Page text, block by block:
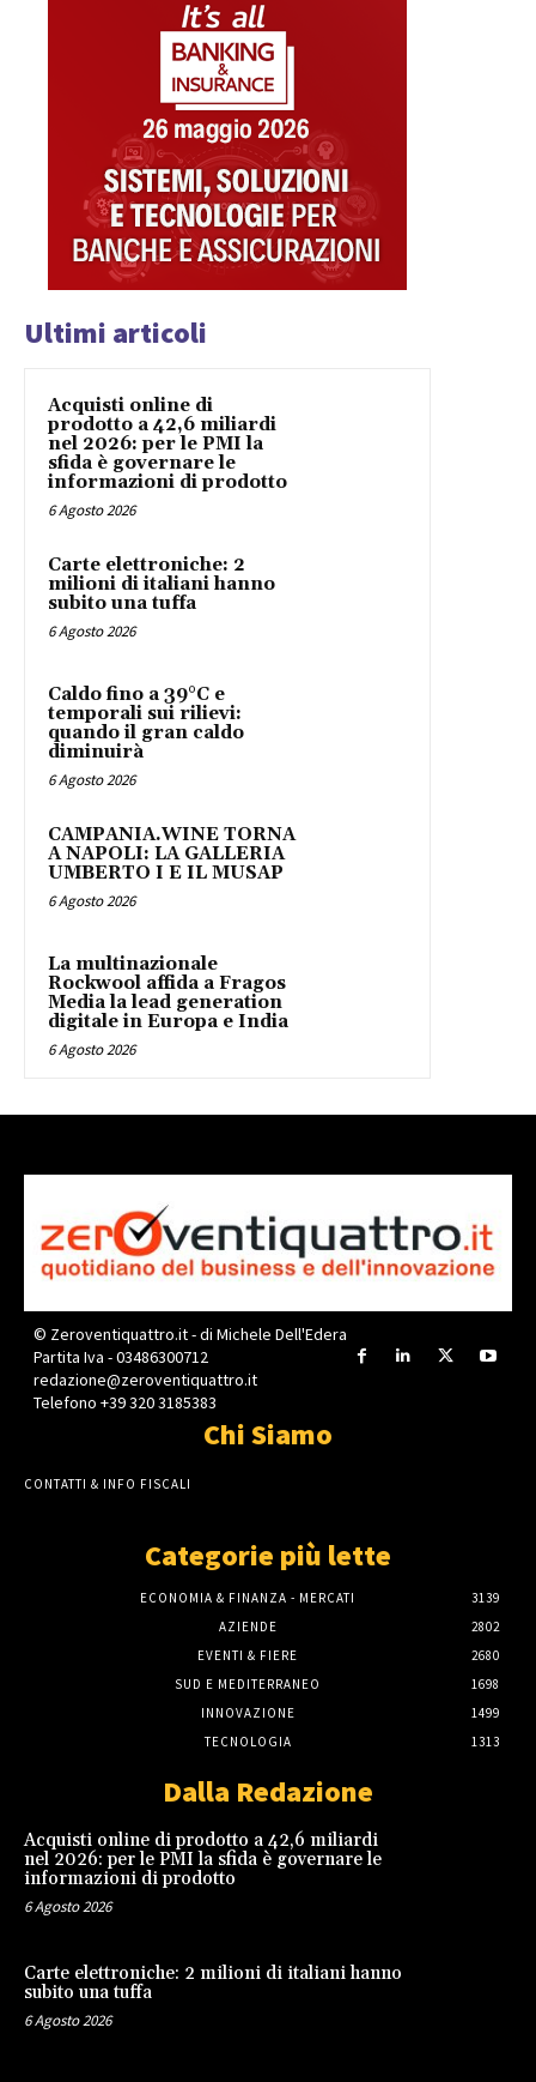
Ultimi articoli
Acquisti online di
prodotto a 42,6 miliardi
nel 2026: per le PMI la
sfida è governare le
informazioni di prodotto
6 Agosto 2026
Carte elettroniche: 2
milioni di italiani hanno
subito una tuffa
6 Agosto 2026
Caldo fino a 39°C e
temporali sui rilievi:
quando il gran caldo
diminuirà
6 Agosto 2026
CAMPANIA.WINE TORNA
A NAPOLI: LA GALLERIA
UMBERTO I E IL MUSAP
6 Agosto 2026
La multinazionale
Rockwool affida a Fragos
Media la lead generation
digitale in Europa e India
6 Agosto 2026
© Zeroventiquattro.it - di Michele Dell'Edera
Partita Iva - 03486300712
redazione@zeroventiquattro.it
Telefono +39 320 3185383
Chi Siamo
CONTATTI & INFO FISCALI
Categorie più lette
ECONOMIA & FINANZA - MERCATI
3139
AZIENDE
2802
EVENTI & FIERE
2680
SUD E MEDITERRANEO
1698
INNOVAZIONE
1499
TECNOLOGIA
1313
Dalla Redazione
Acquisti online di prodotto a 42,6 miliardi
nel 2026: per le PMI la sfida è governare le
informazioni di prodotto
6 Agosto 2026
Carte elettroniche: 2 milioni di italiani hanno
subito una tuffa
6 Agosto 2026